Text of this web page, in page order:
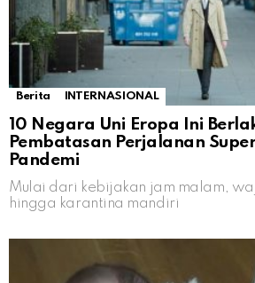
Berita INTERNASIONAL
10 Negara Uni Eropa Ini
Pembatasan Perjalanan
Pandemi
Mulai dari kebijakan jam malam,
hingga karantina mandiri